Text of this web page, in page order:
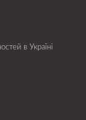
в Україні